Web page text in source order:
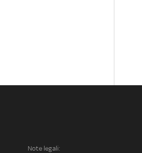
Note legali: